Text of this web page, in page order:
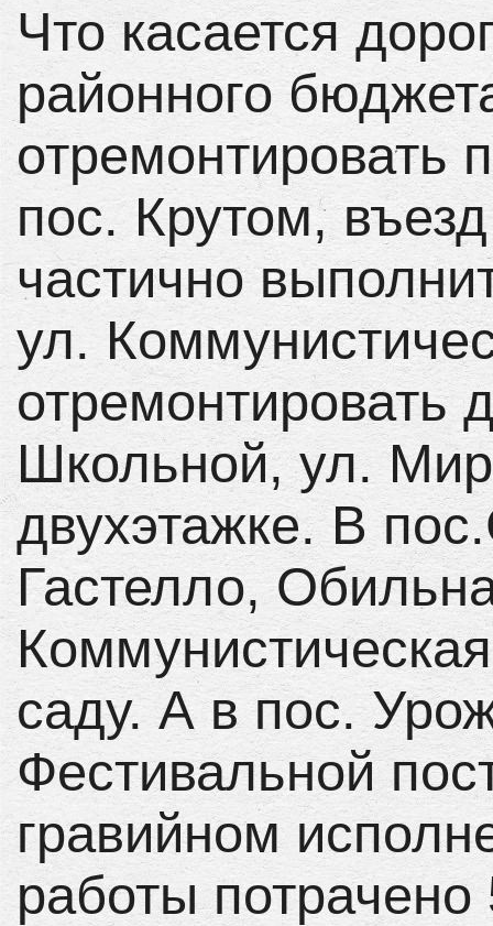
Что касается
районного
отремонтировать
пос. Крутом,
частично
ул.
отремонтировать
Школьной, ул.
двухэтажке. В
Гастелло,
саду. А в пос.
Фестивальной
гравийном
работы